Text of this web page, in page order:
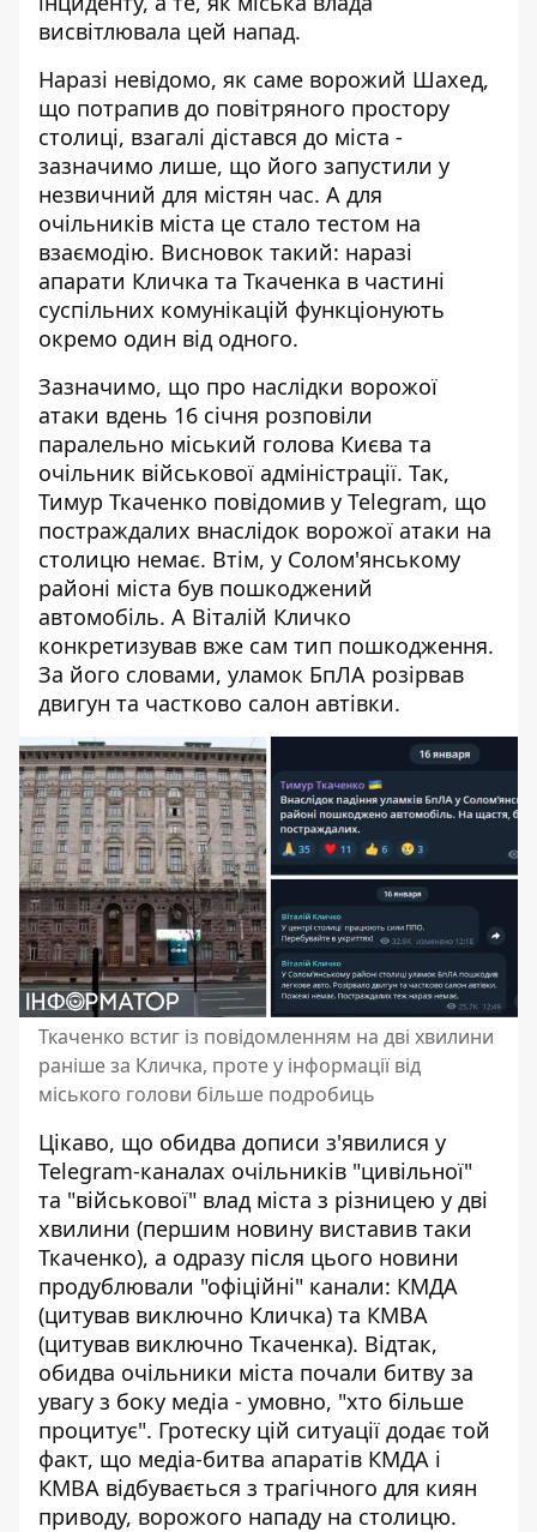
висвітлювала цей напад.
Наразі невідомо, як саме ворожий Шахед,
що потрапив до повітряного простору
столиці, взагалі дістався до міста -
зазначимо лише, що його запустили у
незвичний для містян час. А для
очільників міста це стало тестом на
взаємодію. Висновок такий: наразі
апарати Кличка та Ткаченка в частині
суспільних комунікацій функціонують
окремо один від одного.
Зазначимо, що про наслідки ворожої
атаки вдень 16 січня розповіли
паралельно міський голова Києва та
очільник військової адміністрації. Так,
Тимур Ткаченко повідомив у Telegram, що
постраждалих внаслідок ворожої атаки на
столицю немає. Втім, у Солом'янському
районі міста був пошкоджений
автомобіль. А Віталій Кличко
конкретизував вже сам тип пошкодження.
За його словами, уламок БпЛА розірвав
двигун та частково салон автівки.
Ткаченко встиг із повідомленням на дві хвилини
раніше за Кличка, проте у інформації від
міського голови більше подробиць
Цікаво, що обидва дописи з'явилися у
Telegram-каналах очільників "цивільної"
та "військової" влад міста з різницею у дві
хвилини (першим новину виставив таки
Ткаченко), а одразу після цього новини
продублювали "офіційні" канали: КМДА
(цитував виключно Кличка) та КМВА
(цитував виключно Ткаченка). Відтак,
обидва очільники міста почали битву за
увагу з боку медіа - умовно, "хто більше
процитує". Гротеску цій ситуації додає той
факт, що медіа-битва апаратів КМДА і
КМВА відбувається з трагічного для киян
приводу, ворожого нападу на столицю.